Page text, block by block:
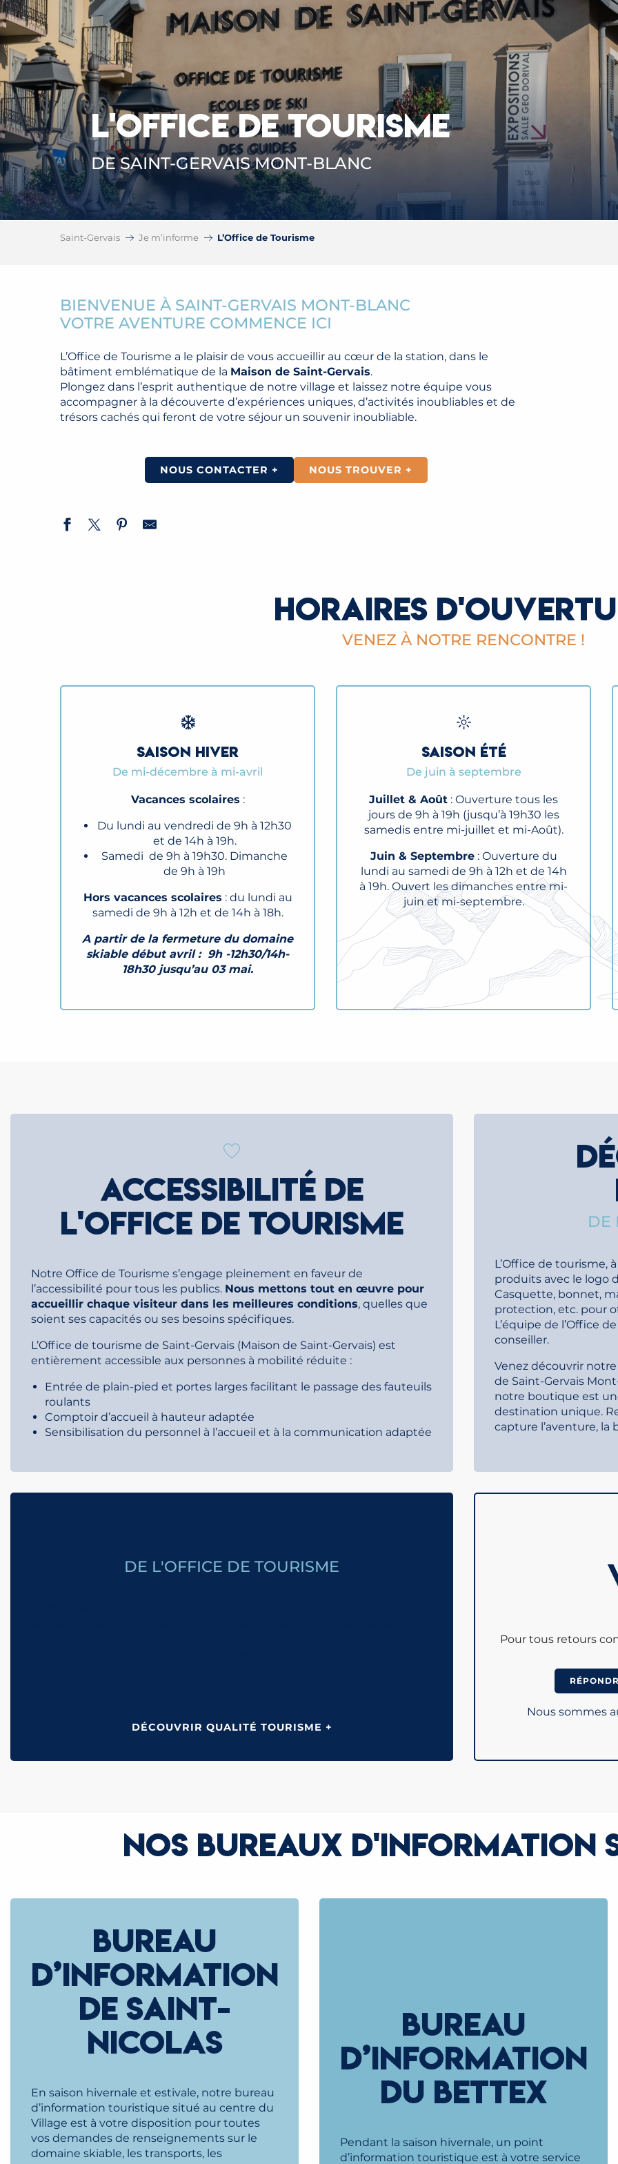
L'OFFICE DE TOURISME
DE SAINT-GERVAIS MONT-BLANC
Saint-Gervais Je m’informe L’Office de Tourisme
BIENVENUE À SAINT-GERVAIS MONT-BLANC
VOTRE AVENTURE COMMENCE ICI
L’Office de Tourisme a le plaisir de vous accueillir au cœur de la station, dans le
bâtiment emblématique de la Maison de Saint-Gervais.
Plongez dans l’esprit authentique de notre village et laissez notre équipe vous
accompagner à la découverte d’expériences uniques, d’activités inoubliables et de
trésors cachés qui feront de votre séjour un souvenir inoubliable.
NOUS CONTACTER + NOUS TROUVER +
HORAIRES
VENEZ À NOTRE RENCONTRE !
SAISON HIVER
De mi-décembre à mi-avril
Vacances scolaires :
Du lundi au vendredi de 9h à 12h30
et de 14h à 19h.
Samedi de 9h à 19h30. Dimanche
de 9h à 19h
Hors vacances scolaires : du lundi au
samedi de 9h à 12h et de 14h à 18h.
A partir de la fermeture du domaine
skiable début avril : 9h -12h30/14h-
18h30 jusqu’au 03 mai.
SAISON ÉTÉ
De juin à septembre
Juillet & Août : Ouverture tous les
jours de 9h à 19h (jusqu’à 19h30 les
samedis entre mi-juillet et mi-Août).
Juin & Septembre: Ouverture du
lundi au samedi de 9h à 12h et de 14h
à 19h. Ouvert les dimanches entre mi-
juin et mi-septembre.
ACCESSIBILITÉ DE
L'OFFICE DE TOURISME
Notre Office de Tourisme s’engage pleinement en faveur de
l’accessibilité pour tous les publics. Nous mettons tout en œuvre pour
accueillir chaque visiteur dans les meilleures conditions, quelles que
soient ses capacités ou ses besoins spécifiques.
L’Office de tourisme de Saint-Gervais (Maison de Saint-Gervais) est
entièrement accessible aux personnes à mobilité réduite :
Entrée de plain-pied et portes larges facilitant le passage des fauteuils
roulants
Comptoir d’accueil à hauteur adaptée
Sensibilisation du personnel à l’accueil et à la communication adaptée
DE
L’Office de tourisme,
produits avec le logo
Casquette, bonnet,
protection, etc. pour
L’équipe de l’Office
conseiller.
Venez découvrir
de Saint-Gervais
notre boutique est
destination unique.
capture l’aventure, la
DE L'OFFICE DE TOURISME
DÉCOUVRIR QUALITÉ TOURISME +
Pour tous retours
Nous sommes
NOS BUREAUX D'INFORMATION
BUREAU
D’INFORMATION
DE SAINT-
NICOLAS
En saison hivernale et estivale, notre bureau
d’information touristique situé au centre du
Village est à votre disposition pour toutes
vos demandes de renseignements sur le
domaine skiable, les transports, les
BUREAU
D’INFORMATION
DU BETTEX
Pendant la saison hivernale, un point
d’information touristique est à votre service